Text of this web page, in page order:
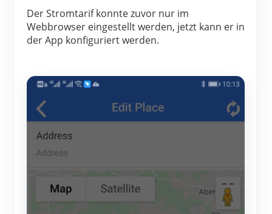
Der Stromtarif konnte zuvor nur im
Webbrowser eingestellt werden, jetzt kann er in
der App konfiguriert werden.